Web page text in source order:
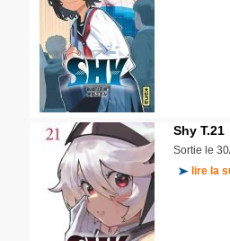
Shy T.21
Sortie le
lire la